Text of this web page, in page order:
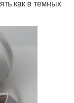
как в темных